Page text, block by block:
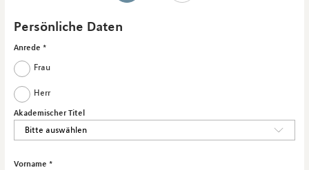
Persönliche Daten
Anrede
Frau
Herr
Akademischer Titel
Vorname